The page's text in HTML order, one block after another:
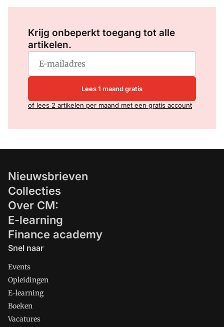
Krijg onbeperkt toegang tot alle
artikelen.
Lees 1 maand gratis
of lees 2 artikelen per maand met een gratis account
Nieuwsbrieven
Collecties
Over CM:
E-learning
Finance academy
Snel naar
Events
Opleidingen
E-learning
Boeken
Vacatures